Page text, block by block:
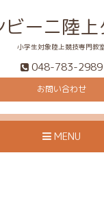
ビーニ陸
小学生対象陸上競技専門教
048-783-2989
お問い合わせ
MENU